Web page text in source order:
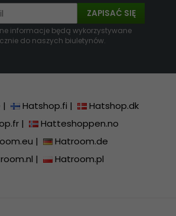
ZAPISAĆ SIĘ
informacje będą wykorzystywane
do naszych biuletynów.
| Hatshop.fi |
Hatshop.dk
|
Hatteshoppen.no
|
Hatroom.de
| Hatroom.pl